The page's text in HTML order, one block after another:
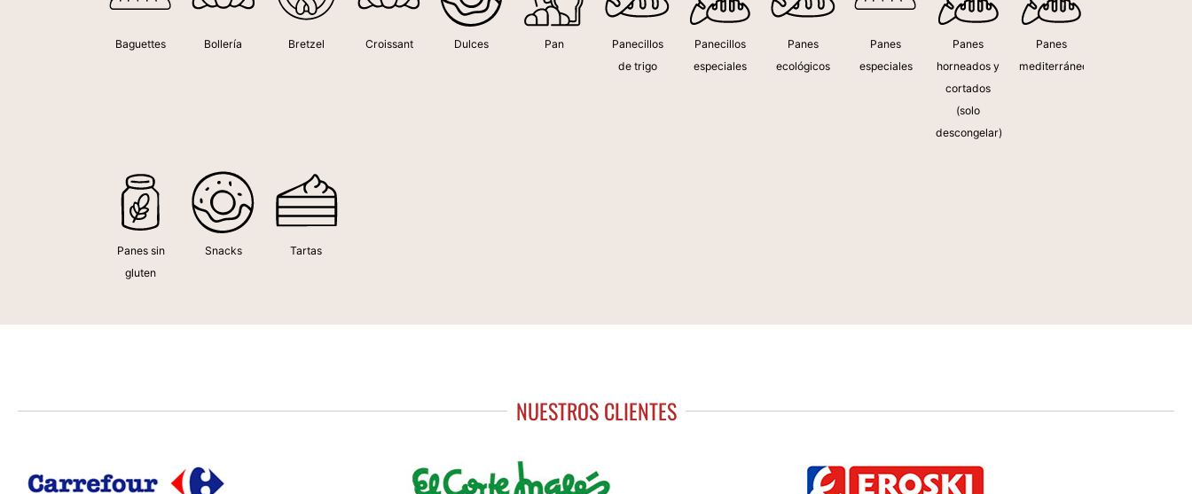
Baguettes Bollería Bretzel Croissant Dulces Pan
Panecillos
de trigo
Panecillos
especiales
Panes
ecológicos
Panes
especiales
Panes
horneados y
cortados
(solo
descongelar)
Panes
mediterráneos
Panes sin
gluten
Snacks Tartas
NUESTROS CLIENTES